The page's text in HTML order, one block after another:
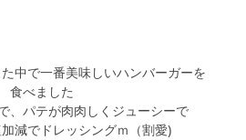
中で一番美味しいハンバーガーを
食べました
、パテが肉肉しくジューシーで
減でドレッシングｍ（割愛)